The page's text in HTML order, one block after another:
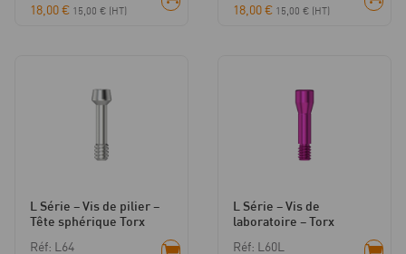
18,00€ 15,00 € (HT)
18,00€ 15,00 € (HT)
L Série – Vis de pilier –
Tête sphérique Torx
Réf: L64
L Série – Vis de
laboratoire – Torx
Réf: L60L